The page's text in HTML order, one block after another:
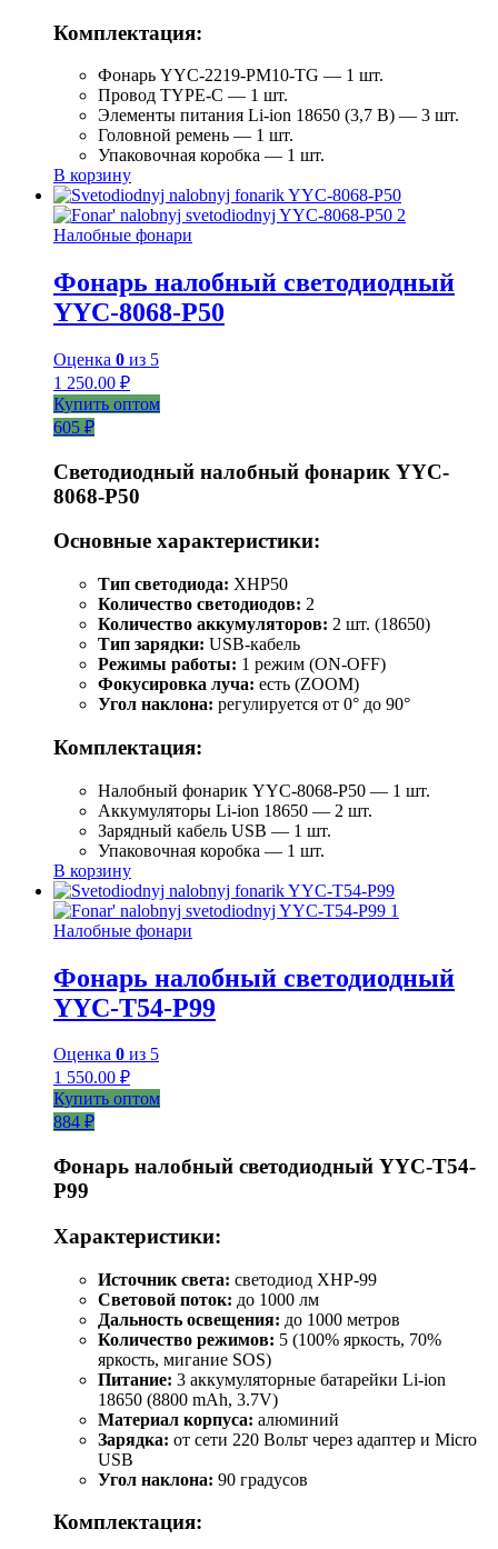
Комплектация:
Фонарь YYC-2219-PM10-TG — 1 шт.
Провод TYPE-C — 1 шт.
Элементы питания Li-ion 18650 (3,7 В) — 3 шт.
Головной ремень — 1 шт.
Упаковочная коробка — 1 шт.
В корзину
Налобные фонари
Фонарь налобный светодиодный
YYC-8068-P50
Оценка 0 из 5
1 250.00 ₽
Купить оптом
605 ₽
Светодиодный налобный фонарик YYC-
8068-P50
Основные характеристики:
Тип светодиода: XHP50
Количество светодиодов: 2
Количество аккумуляторов: 2 шт. (18650)
Тип зарядки: USB-кабель
Режимы работы: 1 режим (ON-OFF)
Фокусировка луча: есть (ZOOM)
Угол наклона: регулируется от 0° до 90°
Комплектация:
Налобный фонарик YYC-8068-P50 — 1 шт.
Аккумуляторы Li-ion 18650 — 2 шт.
Зарядный кабель USB — 1 шт.
Упаковочная коробка — 1 шт.
В корзину
Налобные фонари
Фонарь налобный светодиодный
YYC-T54-P99
Оценка 0 из 5
1 550.00 ₽
Купить оптом
884 ₽
Фонарь налобный светодиодный YYC-T54-
P99
Характеристики:
Источник света: светодиод XHP-99
Световой поток: до 1000 лм
Дальность освещения: до 1000 метров
Количество режимов: 5 (100% яркость, 70%
яркость, мигание SOS)
Питание: 3 аккумуляторные батарейки Li-ion
18650 (8800 mAh, 3.7V)
Материал корпуса: алюминий
Зарядка: от сети 220 Вольт через адаптер и Micro
USB
Угол наклона: 90 градусов
Комплектация: